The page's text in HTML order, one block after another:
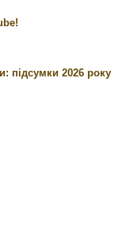
підсумки 2026 року